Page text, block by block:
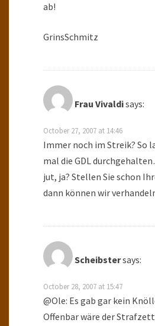
ab!
GrinsSchmitz
Frau Vivaldisays:
October 27, 2007 at 14:46
Immer noch im Streik? So
mal die GDL
jut, ja? Stellen Sie schon
dann können wir
Scheibstersays:
October 28, 2007 at 15:47
@Ole: Es gab gar kein
Offenbar wäre der